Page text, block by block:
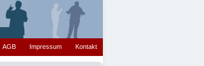
AGB Impressum Kontakt